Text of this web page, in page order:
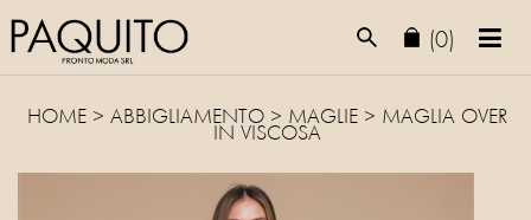
(0)
HOME > ABBIGLIAMENTO > MAGLIE > MAGLIA OVER
IN VISCOSA